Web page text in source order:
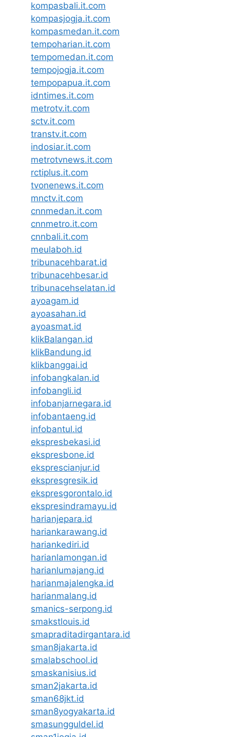
kompasbali.it.com
kompasjogja.it.com
kompasmedan.it.com
tempoharian.it.com
tempomedan.it.com
tempojogja.it.com
tempopapua.it.com
idntimes.it.com
metrotv.it.com
sctv.it.com
transtv.it.com
indosiar.it.com
metrotvnews.it.com
rctiplus.it.com
tvonenews.it.com
mnctv.it.com
cnnmedan.it.com
cnnmetro.it.com
cnnbali.it.com
meulaboh.id
tribunacehbarat.id
tribunacehbesar.id
tribunacehselatan.id
ayoagam.id
ayoasahan.id
ayoasmat.id
klikBalangan.id
klikBandung.id
klikbanggai.id
infobangkalan.id
infobangli.id
infobanjarnegara.id
infobantaeng.id
infobantul.id
ekspresbekasi.id
ekspresbone.id
eksprescianjur.id
ekspresgresik.id
ekspresgorontalo.id
ekspresindramayu.id
harianjepara.id
hariankarawang.id
hariankediri.id
harianlamongan.id
harianlumajang.id
harianmajalengka.id
harianmalang.id
smanics-serpong.id
smakstlouis.id
smapraditadirgantara.id
sman8jakarta.id
smalabschool.id
smaskanisius.id
sman2jakarta.id
sman68jkt.id
sman8yogyakarta.id
smasungguldel.id